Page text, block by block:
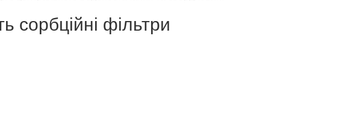
сорбційні фільтри